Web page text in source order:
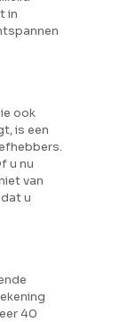
in
ook
is een
u nu
van
u
40